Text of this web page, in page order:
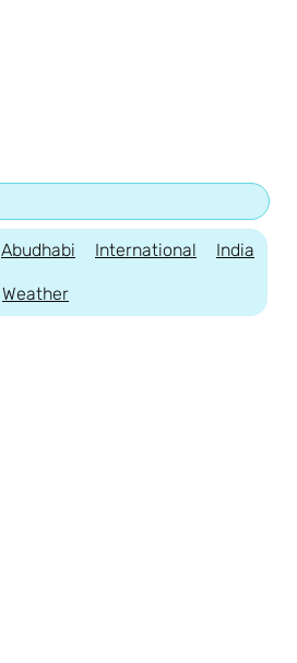
Abudhabi International India
Weather